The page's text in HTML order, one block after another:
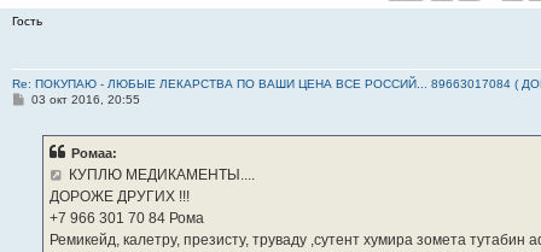
Гость
Re: ПОКУПАЮ - ЛЮБЫЕ ЛЕКАРСТВА ПО ВАШИ ЦЕНА ВСЕ РОССИЙ... 89663017084 (
С03 окт 2016, 20:55
Ромаа:
КУПЛЮ МЕДИКАМЕНТЫ....
ДОРОЖЕ ДРУГИХ !!!
‪+7 966 301 70 84‬ Рома
Ремикейд, калетру, презисту, труваду ,сутент хумира зомета